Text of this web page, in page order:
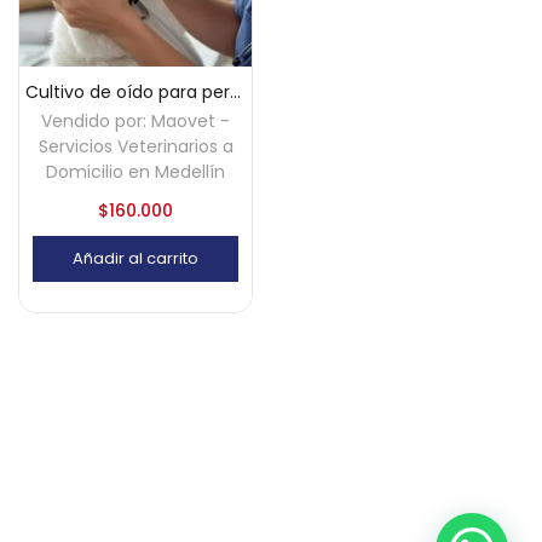
Cultivo de oído para perros y gatos a domicilio – Medellín
Vendido por: Maovet -
Servicios Veterinarios a
Domicilio en Medellín
$160.000
Añadir al carrito